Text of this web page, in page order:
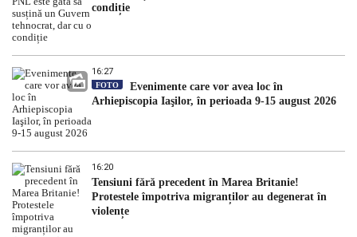
condiție
16:27
FOTO
Evenimente care vor avea loc în
Arhiepiscopia Iaşilor, în perioada 9-15 august 2026
16:20
Tensiuni fără precedent în Marea Britanie!
Protestele împotriva migranților au degenerat în
violențe